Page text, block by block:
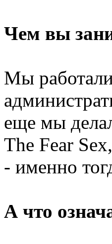
Чем вы
Мы
еще мы
The Fear
- именно
А что